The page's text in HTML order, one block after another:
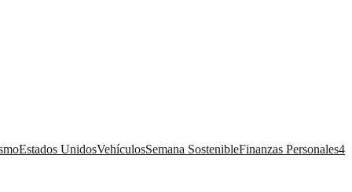
Estados UnidosVehículosSemana SostenibleFinanzas Personales4